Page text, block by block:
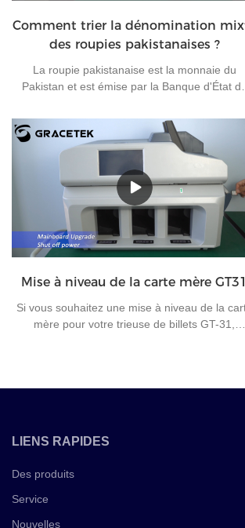
Comment trier la dénomination
des roupies pakistanaises ?
La roupie pakistanaise est la monnaie du
Pakistan et est émise par la Banque d'État du
billets de banque en circulation au Pakistan :
roupies, 20 roupies, 50 roupies, 100 roupies,
roupies, 1 000 roupies et 5 000 roupies, et 4
types de pièces de monnaie en circulation au
Pakistan : 1 roupie, 2 roupies. , 5 roupies et
roupies.
Mise à niveau de la carte mère GT31
Si vous souhaitez une mise à niveau de la
mère pour votre trieuse de billets GT-31,
contacter pour une communication
LIENS RAPIDES
Des produits
Service
Nouvelles